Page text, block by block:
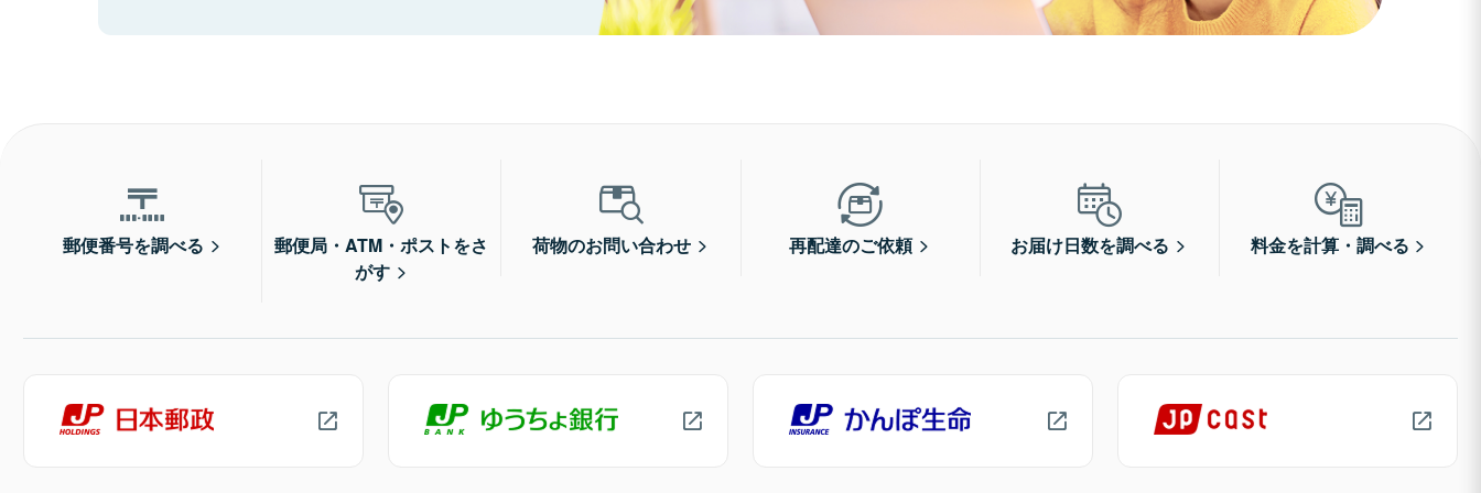
郵便番号を調べる
郵便局・ATM・ポストをさ
がす
荷物のお問い合わせ 再配達のご依頼 お届け日数を調べる 料金を計算・調べる